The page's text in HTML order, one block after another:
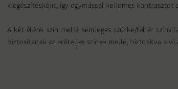
kiegészítésként, így egymással kellemes
A két élénk szín mellé semleges szürke/fehér
biztosítanak az erőteljes színek mellé, biztosítva a